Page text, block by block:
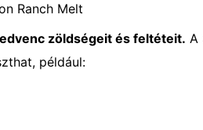
Ranch Melt
zöldségeit és feltéteit. A
például: